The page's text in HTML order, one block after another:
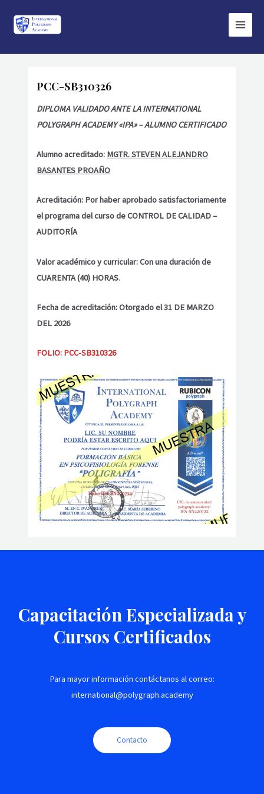
Main
Menu
PCC-SB310326
DIPLOMA VALIDADO ANTE LA INTERNATIONAL
POLYGRAPH ACADEMY «IPA» – ALUMNO CERTIFICADO
Alumno acreditado: MGTR. STEVEN ALEJANDRO
BASANTES PROAÑO
Acreditación: Por haber aprobado satisfactoriamente
el programa del curso de CONTROL DE CALIDAD –
AUDITORÍA
Valor académico y curricular: Con una duración de
CUARENTA (40) HORAS.
Fecha de acreditación: Otorgado el 31 DE MARZO
DEL 2026
FOLIO: PCC-SB310326
Capacitación Especializada y
Cursos Certificados
Para mayor información contáctanos al correo:
international@polygraph.academy
Contacto